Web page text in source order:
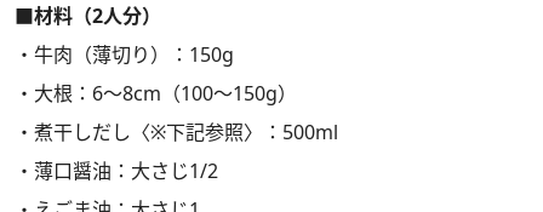
■材料（2人分）
・牛肉（薄切り）：150g
・大根：6～8cm（100～150g）
・煮干しだし〈※下記参照〉：500ml
・薄口醤油：大さじ1/2